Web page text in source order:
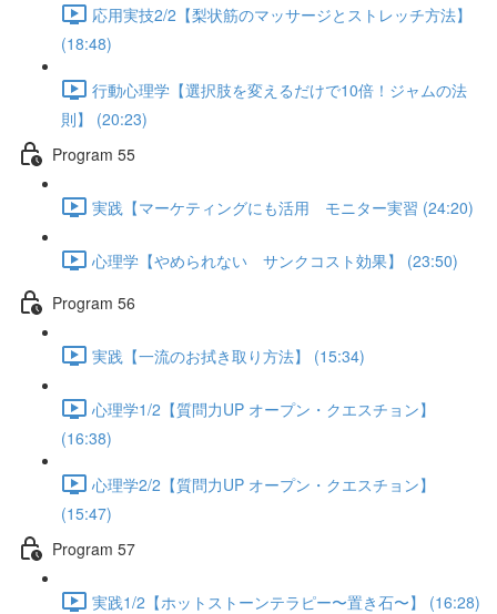
応用実技2/2【梨状筋のマッサージとストレッチ方法】
(18:48)
行動心理学【選択肢を変えるだけで10倍！ジャムの法
則】 (20:23)
Program 55
実践【マーケティングにも活用 モニター実習 (24:20)
心理学【やめられない サンクコスト効果】 (23:50)
Program 56
実践【一流のお拭き取り方法】 (15:34)
心理学1/2【質問力UP オープン・クエスチョン】
(16:38)
心理学2/2【質問力UP オープン・クエスチョン】
(15:47)
Program 57
実践1/2【ホットストーンテラピー〜置き石〜】 (16:28)